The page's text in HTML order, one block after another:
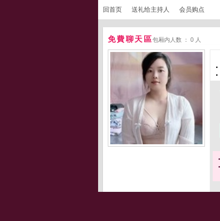
回首页 送礼给主持人 会员购点
免費聊天區包厢内人数 ： 0 人